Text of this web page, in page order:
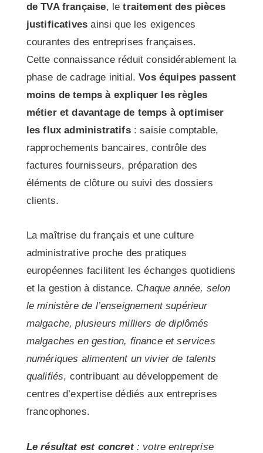
de TVA française, letraitement des pièces
justificatives ainsi que les exigences
courantes des entreprises françaises.
Cette connaissance réduit considérablement la
phase de cadrage initial.Vos équipes passent
moins de temps à expliquer les règles
métier et davantage de temps à optimiser
les flux administratifs: saisie comptable,
rapprochements bancaires, contrôle des
factures fournisseurs, préparation des
éléments de clôture ou suivi des dossiers
clients.
La maîtrise du français et une culture
administrative proche des pratiques
européennes facilitent les échanges quotidiens
et la gestion à distance. Chaque année, selon
le ministère de l’enseignement supérieur
malgache, plusieurs milliers de diplômés
malgaches en gestion, finance et services
numériques alimentent un vivier de talents
qualifiés, contribuant au développement de
centres d’expertise dédiés aux entreprises
francophones.
Le résultat est concret: votre entreprise